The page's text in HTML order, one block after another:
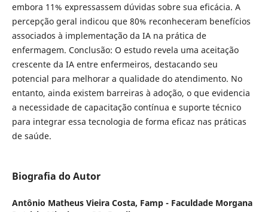
embora 11% expressassem dúvidas sobre sua eficácia. A
percepção geral indicou que 80% reconheceram benefícios
associados à implementação da IA na prática de
enfermagem. Conclusão: O estudo revela uma aceitação
crescente da IA entre enfermeiros, destacando seu
potencial para melhorar a qualidade do atendimento. No
entanto, ainda existem barreiras à adoção, o que evidencia
a necessidade de capacitação contínua e suporte técnico
para integrar essa tecnologia de forma eficaz nas práticas
de saúde.
Biografia do Autor
Antônio Matheus Vieira Costa, Famp - Faculdade Morgana